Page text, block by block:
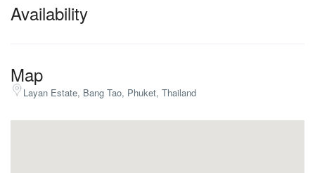
Availability
Map
Layan Estate, Bang Tao, Phuket, Thailand